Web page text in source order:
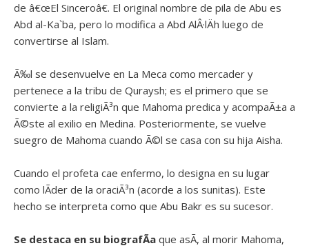
de â€œEl Sinceroâ€. El original nombre de pila de Abu es
Abd al-Ka`ba, pero lo modifica a Abd AlÂ·lÄh luego de
convertirse al Islam.
Ã‰l se desenvuelve en La Meca como mercader y
pertenece a la tribu de Quraysh; es el primero que se
convierte a la religiÃ³n que Mahoma predica y acompaÃ±a a
Ã©ste al exilio en Medina. Posteriormente, se vuelve
suegro de Mahoma cuando Ã©l se casa con su hija Aisha.
Cuando el profeta cae enfermo, lo designa en su lugar
como lÃ­der de la oraciÃ³n (acorde a los sunitas). Este
hecho se interpreta como que Abu Bakr es su sucesor.
Se destaca en su biografÃ­a que asÃ­, al morir Mahoma,